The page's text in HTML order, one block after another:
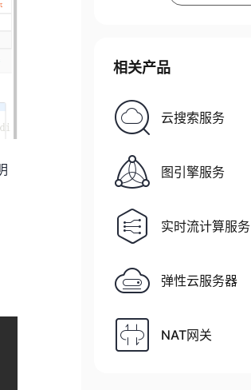
相关产品
云搜索服务
图引擎服务
实时流计算服务
弹性云服务器
NAT网关